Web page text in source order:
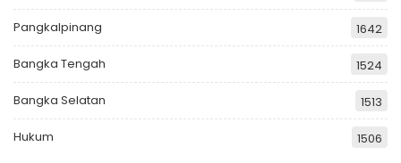
Pangkalpinang 1642
Bangka Tengah 1524
Bangka Selatan 1513
Hukum 1506